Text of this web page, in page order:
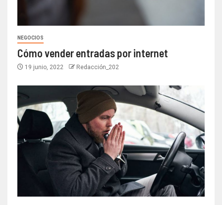
NEGOCIOS
Cómo vender entradas por internet
19 junio, 2022 Redacción_202